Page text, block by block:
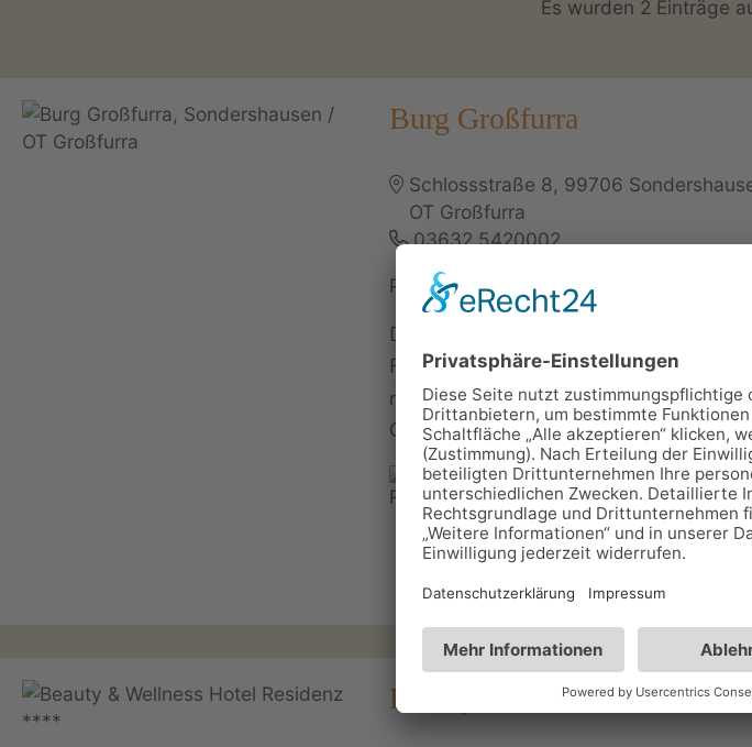
Es wurden 2 Einträge
Burg Großfurra
Schlossstraße 8, 99706
OT Großfurra
03632 5420002
Personen: 26
Die Burg Großfurra mit Gästezimmern &
Flair: gemütlichem Kachelofen, altem
rustikaler, antiker Möblierung. Erleben
Gemäuern sowie das beliebtes
Beauty & Wellness Hotel